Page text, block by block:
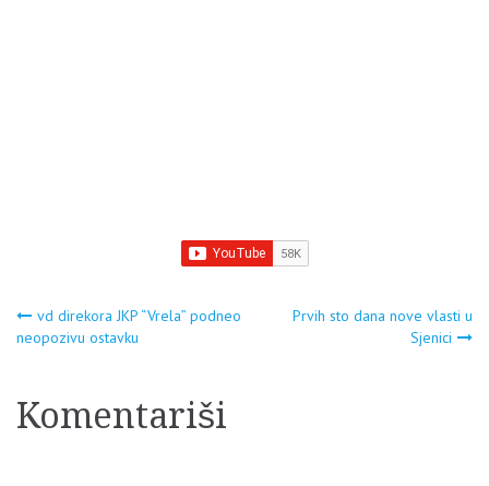
Navigacija
vd direkora JKP “Vrela” podneo
neopozivu ostavku
Prvih sto dana nove vlasti u
Sjenici
Komentariši